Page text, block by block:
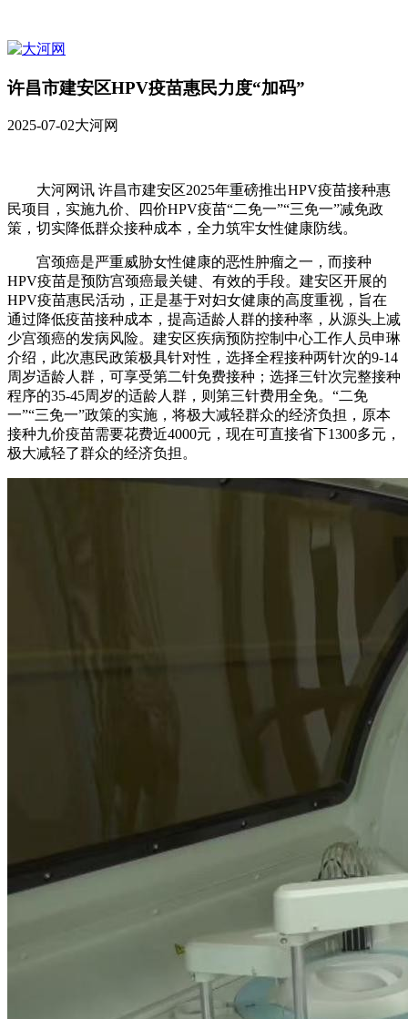
许昌市建安区HPV疫苗惠民力度“加码”
2025-07-02大河网
大河网讯 许昌市建安区2025年重磅推出HPV疫苗接种惠
民项目，实施九价、四价HPV疫苗“二免一”“三免一”减免政
策，切实降低群众接种成本，全力筑牢女性健康防线。
宫颈癌是严重威胁女性健康的恶性肿瘤之一，而接种
HPV疫苗是预防宫颈癌最关键、有效的手段。建安区开展的
HPV疫苗惠民活动，正是基于对妇女健康的高度重视，旨在
通过降低疫苗接种成本，提高适龄人群的接种率，从源头上减
少宫颈癌的发病风险。建安区疾病预防控制中心工作人员申琳
介绍，此次惠民政策极具针对性，选择全程接种两针次的9-14
周岁适龄人群，可享受第二针免费接种；选择三针次完整接种
程序的35-45周岁的适龄人群，则第三针费用全免。“二免
一”“三免一”政策的实施，将极大减轻群众的经济负担，原本
接种九价疫苗需要花费近4000元，现在可直接省下1300多元，
极大减轻了群众的经济负担。